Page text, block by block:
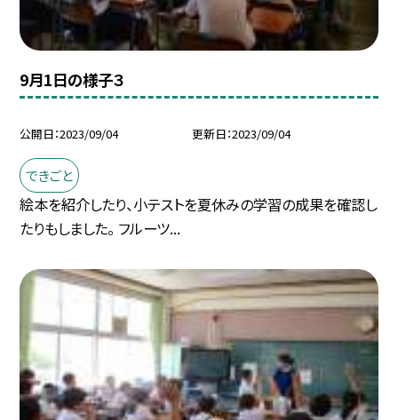
9月1日の様子３
公開日 2023/09/04 更新日 2023/09/04
できごと
絵本を紹介したり、小テストを夏休みの学習の成果を確認し
たりもしました。 フルーツ...